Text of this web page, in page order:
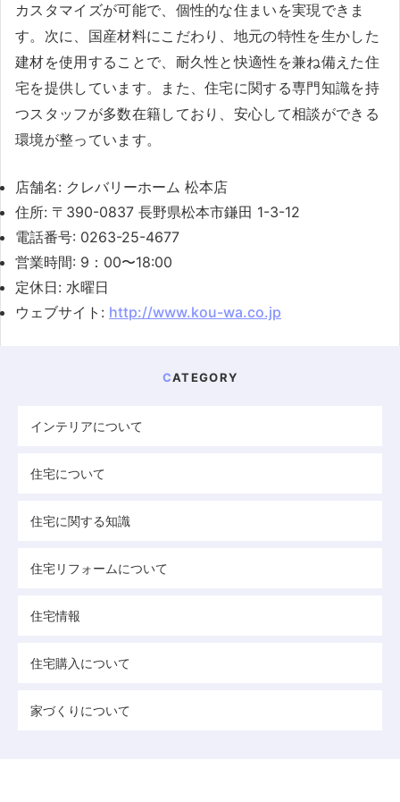
カスタマイズが可能で、個性的な住まいを実現できま
す。次に、国産材料にこだわり、地元の特性を生かした
建材を使用することで、耐久性と快適性を兼ね備えた住
宅を提供しています。また、住宅に関する専門知識を持
つスタッフが多数在籍しており、安心して相談ができる
環境が整っています。
店舗名: クレバリーホーム 松本店
住所: 〒390-0837 長野県松本市鎌田 1-3-12
電話番号: 0263-25-4677
営業時間: 9：00〜18:00
定休日: 水曜日
ウェブサイト: http://www.kou-wa.co.jp
CATEGORY
インテリアについて
住宅について
住宅に関する知識
住宅リフォームについて
住宅情報
住宅購入について
家づくりについて